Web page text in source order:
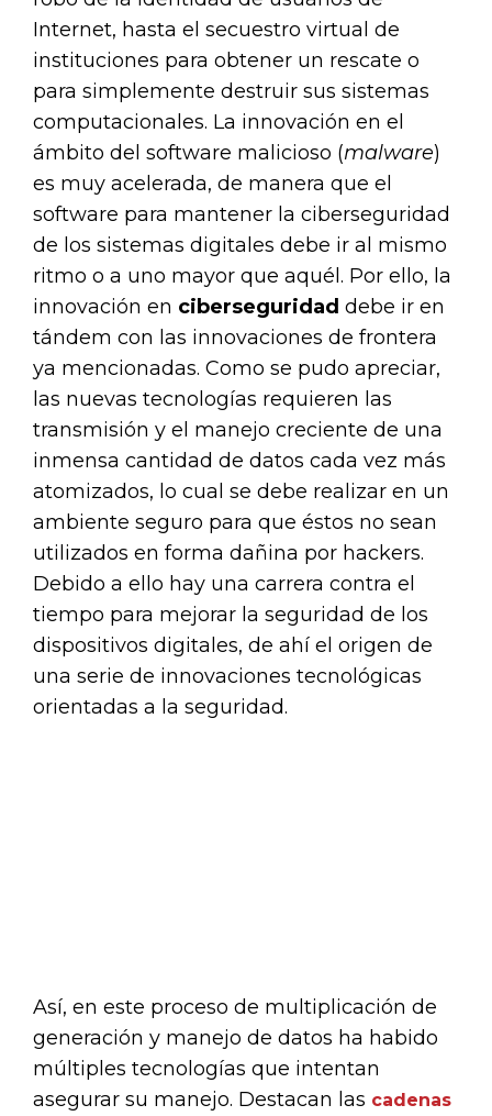
Internet, hasta el secuestro virtual de
instituciones para obtener un rescate o
para simplemente destruir sus sistemas
computacionales. La innovación en el
ámbito del software malicioso (malware)
es muy acelerada, de manera que el
software para mantener la ciberseguridad
de los sistemas digitales debe ir al mismo
ritmo o a uno mayor que aquél. Por ello, la
innovación en ciberseguridad debe ir en
tándem con las innovaciones de frontera
ya mencionadas. Como se pudo apreciar,
las nuevas tecnologías requieren las
transmisión y el manejo creciente de una
inmensa cantidad de datos cada vez más
atomizados, lo cual se debe realizar en un
ambiente seguro para que éstos no sean
utilizados en forma dañina por hackers.
Debido a ello hay una carrera contra el
tiempo para mejorar la seguridad de los
dispositivos digitales, de ahí el origen de
una serie de innovaciones tecnológicas
orientadas a la seguridad.
Así, en este proceso de multiplicación de
generación y manejo de datos ha habido
múltiples tecnologías que intentan
asegurar su manejo. Destacan las cadenas